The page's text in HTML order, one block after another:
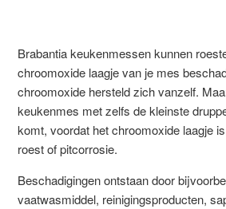
Brabantia keukenmessen kunnen
chroomoxide laagje van je mes
chroomoxide hersteld zich vanzelf.
keukenmes met zelfs de kleinste
komt, voordat het chroomoxide laagje
roest of pitcorrosie.
Beschadigingen ontstaan door
vaatwasmiddel, reinigingsproducten,